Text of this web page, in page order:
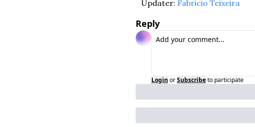
Updater: Fabricio Teixeira
Reply
Login orSubscribeto participate